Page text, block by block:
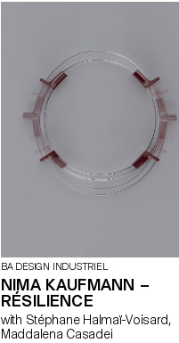
BA DESIGN INDUSTRIEL
NIMA KAUFMANN –
RÉSILIENCE
with Stéphane Halmaï-Voisard,
Maddalena Casadei